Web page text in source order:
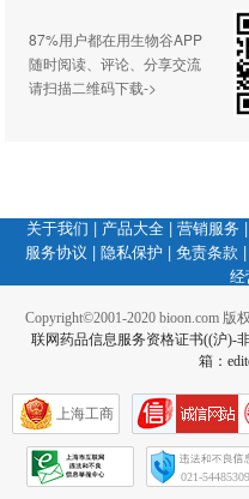
87%用户都在用生物谷APP
随时阅读、评论、分享交流
请扫描二维码下载->
关于我们 | 产品大全 | 营销服务 |
服务协议 | 隐私保护 | 免责条款 |
Copyright©2001-2020 bioon.com 版
联网药品信息服务资格证书((沪)-
箱：
上海工商
021-